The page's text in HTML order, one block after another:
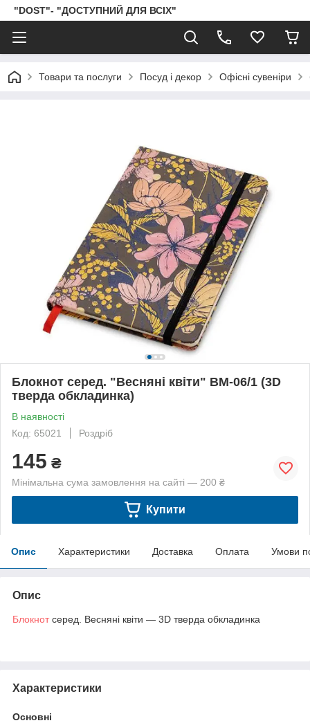
"DOST"- "ДОСТУПНИЙ ДЛЯ ВСІХ"
Товари та послуги Посуд і декор Офісні сувеніри
Блокнот серед. "Весняні квіти" BM-06/1 (3D
тверда обкладинка)
В наявності
Код: 65021
Роздріб
145 ₴
Мінімальна сума замовлення на сайті — 200 ₴
Купити
Опис Характеристики Доставка Оплата Умови
Опис
Блокнотсеред. Весняні квіти — 3D тверда обкладинка
Характеристики
Основні